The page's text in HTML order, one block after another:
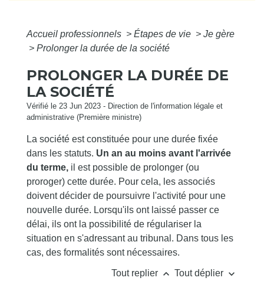
Accueil professionnels > Étapes de vie > Je gère
> Prolonger la durée de la société
PROLONGER LA DURÉE DE
LA SOCIÉTÉ
Vérifié le 23 Jun 2023 - Direction de l'information légale et
administrative (Première ministre)
La société est constituée pour une durée fixée
dans les statuts. Un an au moins avant l'arrivée
du terme, il est possible de prolonger (ou
proroger) cette durée. Pour cela, les associés
doivent décider de poursuivre l'activité pour une
nouvelle durée. Lorsqu'ils ont laissé passer ce
délai, ils ont la possibilité de régulariser la
situation en s'adressant au tribunal. Dans tous les
cas, des formalités sont nécessaires.
Tout replier keyboard_arrow_up Tout déplier keyboard_arrow_down